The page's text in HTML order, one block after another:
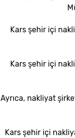
Kars şehir içi
Kars şehir içi
Ayrıca, nakliyat
Kars şehir içi